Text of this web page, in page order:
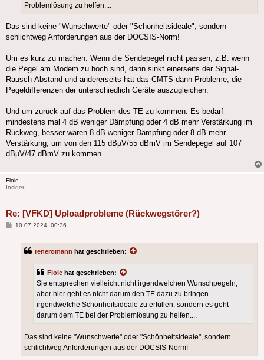
Problemlösung zu helfen....
Das sind keine "Wunschwerte" oder "Schönheitsideale", sondern
schlichtweg Anforderungen aus der DOCSIS-Norm!
Um es kurz zu machen: Wenn die Sendepegel nicht passen, z.B. wenn
die Pegel am Modem zu hoch sind, dann sinkt einerseits der Signal-
Rausch-Abstand und andererseits hat das CMTS dann Probleme, die
Pegeldifferenzen der unterschiedlich Geräte auszugleichen.
Und um zurück auf das Problem des TE zu kommen: Es bedarf
mindestens mal 4 dB weniger Dämpfung oder 4 dB mehr Verstärkung im
Rückweg, besser wären 8 dB weniger Dämpfung oder 8 dB mehr
Verstärkung, um von den 115 dBµV/55 dBmV im Sendepegel auf 107
dBµV/47 dBmV zu kommen...
Flole
Insider
Re: [VFKD] Uploadprobleme (Rückwegstörer?)
Beitrag
10.07.2024, 00:36
reneromann hat geschrieben:
Flole hat geschrieben:
Sie entsprechen vielleicht nicht irgendwelchen Wunschpegeln,
aber hier geht es nicht darum den TE dazu zu bringen
irgendwelche Schönheitsideale zu erfüllen, sondern es geht
darum dem TE bei der Problemlösung zu helfen....
Das sind keine "Wunschwerte" oder "Schönheitsideale", sondern
schlichtweg Anforderungen aus der DOCSIS-Norm!